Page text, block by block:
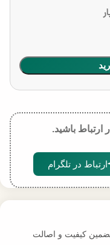
ارتباط باشید.
ارتباط در تلگرام
کیفیت و اصالت